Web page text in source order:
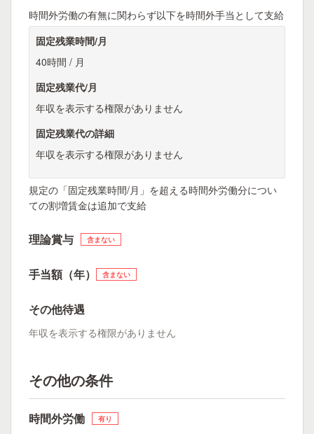
時間外労働の有無に関わらず以下を時間外手当として支給
固定残業時間/月
40時間 / 月
固定残業代/月
年収を表示する権限がありません
固定残業代の詳細
年収を表示する権限がありません
規定の「固定残業時間/月」を超える時間外労働分につい
ての割増賃金は追加で支給
理論賞与 含まない
手当額（年） 含まない
その他待遇
年収を表示する権限がありません
その他の条件
時間外労働 有り